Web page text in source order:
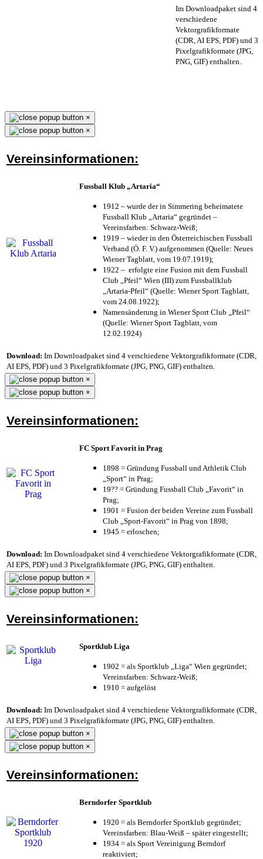
Im Downloadpaket sind 4
verschiedene
Vektorgrafikformate
(CDR, AI EPS, PDF) und 3
Pixelgrafikformate (JPG,
PNG, GIF) enthalten.
×
×
Vereinsinformationen:
Fussball Klub „Artaria“
1912 – wurde der in Simmering beheimatete
Fussball Klub „Artaria“ gegründet –
Vereinsfarben: Schwarz-Weiß;
1919 – wieder in den Österreichischen Fussball
Verband (Ö. F. V.) aufgenommen (Quelle: Neues
Wiener Tagblatt, vom 19.07.1919);
1922 – erfolgte eine Fusion mit dem Fussball
Club „Pfeil“ Wien (III) zum Fussballklub
„Artaria-Pfeil“ (Quelle: Wiener Sport Tagblatt,
vom 24.08.1922);
Namensänderung in Wiener Sport Club „Pfeil“
(Quelle: Wiener Sport Tagblatt, vom
12.02.1924)
Download: Im Downloadpaket sind 4 verschiedene Vektorgrafikformate (CDR,
AI EPS, PDF) und 3 Pixelgrafikformate (JPG, PNG, GIF) enthalten.
×
×
Vereinsinformationen:
FC Sport Favorit in Prag
1898 = Gründung Fussball und Athletik Club
„Sport“ in Prag;
19?? = Gründung Fussball Club „Favorit“ in
Prag;
1901 = Fusion der beiden Vereine zum Fussball
Club „Sport-Favorit“ in Prag von 1898;
1945 = erloschen;
Download: Im Downloadpaket sind 4 verschiedene Vektorgrafikformate (CDR,
AI EPS, PDF) und 3 Pixelgrafikformate (JPG, PNG, GIF) enthalten.
×
×
Vereinsinformationen:
Sportklub Liga
1902 = als Sportklub „Liga“ Wien gegründet;
Vereinsfarben: Schwarz-Weiß;
1910 = aufgelöst
Download: Im Downloadpaket sind 4 verschiedene Vektorgrafikformate (CDR,
AI EPS, PDF) und 3 Pixelgrafikformate (JPG, PNG, GIF) enthalten.
×
×
Vereinsinformationen:
Berndorfer Sportklub
1920 = als Berndorfer Sportklub gegründet;
Vereinsfarben: Blau-Weiß – später eingestellt;
1934 = als Sport Vereinigung Berndorf
reaktiviert;